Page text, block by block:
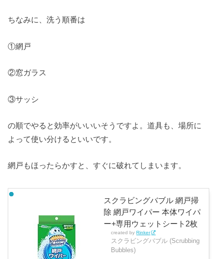
ちなみに、洗う順番は
①網戸
②窓ガラス
③サッシ
の順でやると効率がいいいそうですよ。道具も、場所に
よって使い分けるといいです。
網戸もほったらかすと、すぐに破れてしまいます。
スクラビングバブル 網戸掃
除 網戸ワイパー 本体ワイパ
ー+専用ウェットシート2枚
created byRinker
スクラビングバブル (Scrubbing
Bubbles)